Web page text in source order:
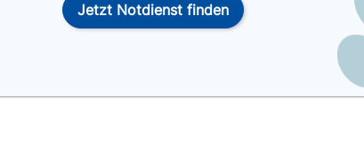
Jetzt Notdienst finden